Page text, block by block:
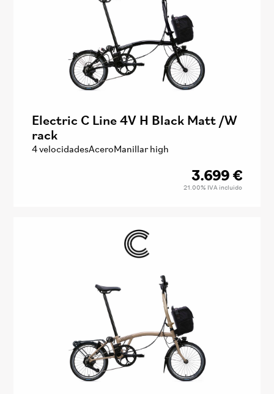
Electric C Line 4V H Black Matt /W
rack
4 velocidadesAceroManillar high
3.699 €
21.00% IVA incluido